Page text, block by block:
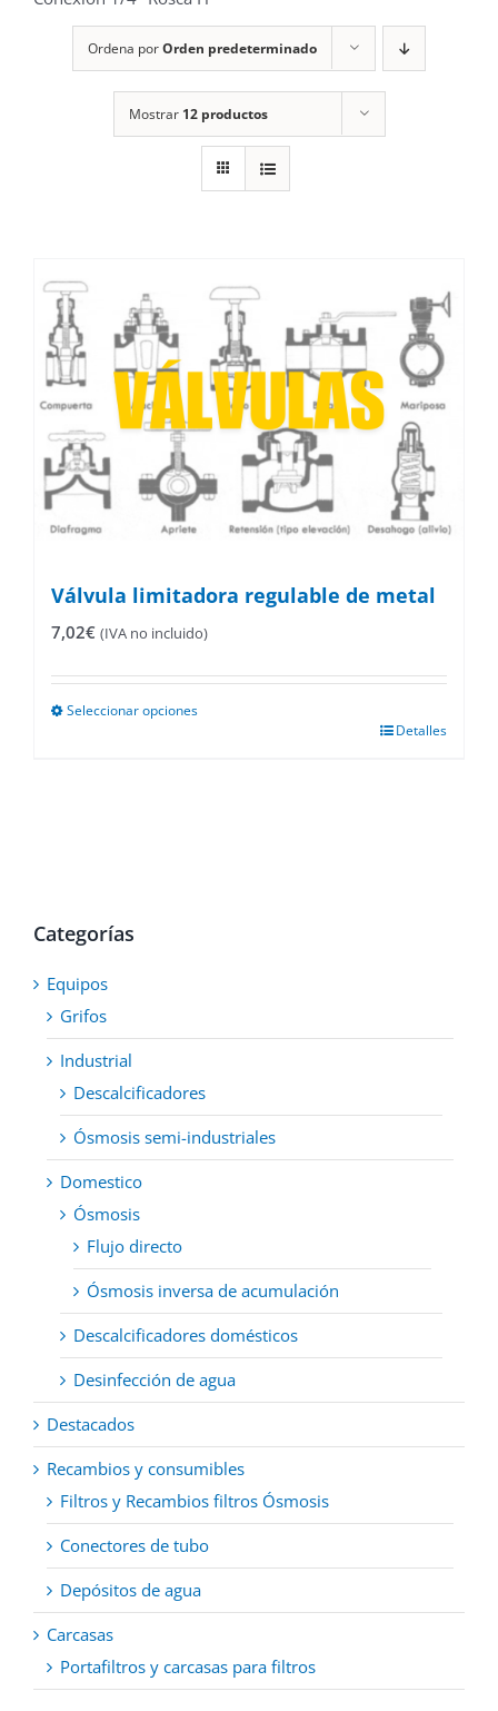
Ordena porOrden predeterminado
Mostrar 12 productos
Válvula limitadora regulable de metal
7,02€ (IVA no incluido)
Seleccionar opciones
en
página
de
producto
Detalles
Categorías
Equipos
Grifos
Industrial
Descalcificadores
Ósmosis semi-industriales
Domestico
Ósmosis
Flujo directo
Ósmosis inversa de acumulación
Descalcificadores domésticos
Desinfección de agua
Destacados
Recambios y consumibles
Filtros y Recambios filtros Ósmosis
Conectores de tubo
Depósitos de agua
Carcasas
Portafiltros y carcasas para filtros